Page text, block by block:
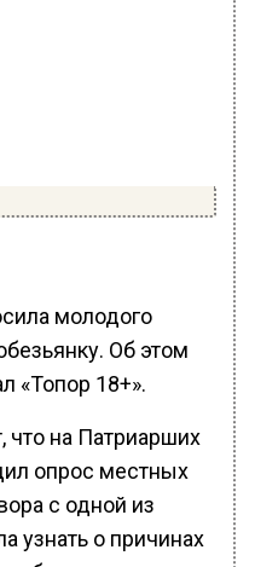
молодого
Об этом
«Топор 18+».
на Патриарших
опрос местных
с одной из
узнать о причинах